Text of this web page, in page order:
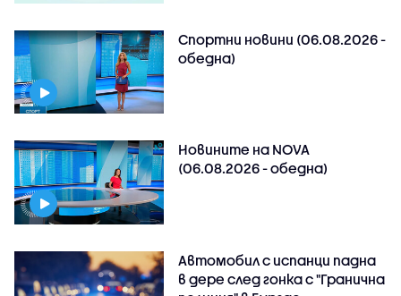
Спортни новини (06.08.2026 -
обедна)
Новините на NOVA
(06.08.2026 - обедна)
Автомобил с испанци падна
в дере след гонка с "Гранична